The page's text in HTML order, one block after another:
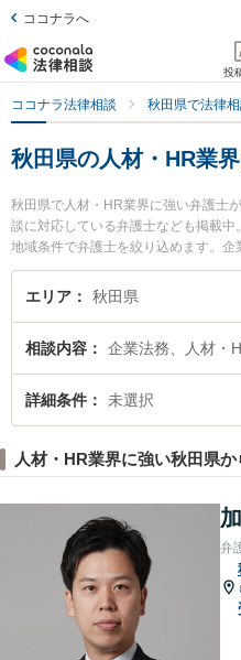
ココナラへ
投
ココナラ法律相談 秋田県で法律
秋田県の人材・HR業
秋田県で人材・HR業界に強い弁護士
談に対応している弁護士なども掲載
地域条件で弁護士を絞り込めます。
書作成・リーガルチェック、雇用契
り込み検索もでき便利です。特に田
HR業界のトラブル解決の実績豊富な
料で人材・HR業界を法律相談できる
でお困りの相談者さんにおすすめです。
エリア 秋田県
相談内容 企業法務、人材・
詳細条件 未選択
人材・HR業界に強い秋田県
弁